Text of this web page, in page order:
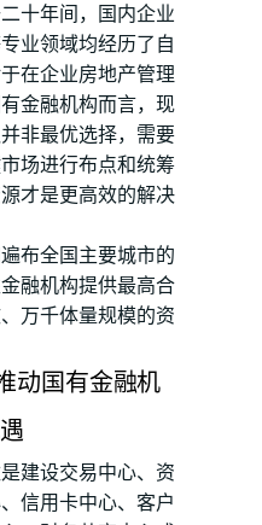
十年间，国内企业
业领域均经历了自
在企业房地产管理
金融机构而言，现
非最优选择，需要
场进行布点和统筹
才是更高效的解决
布全国主要城市的
融机构提供最高合
万千体量规模的资
动国有金融机
建设交易中心、资
信用卡中心、客户